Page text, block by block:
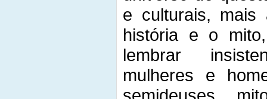
e culturais,
história e o
lembrar
mulheres e